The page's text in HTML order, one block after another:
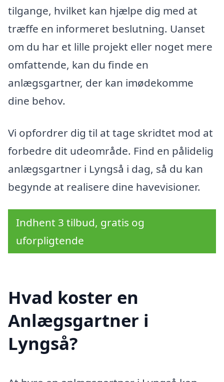
tilgange, hvilket kan hjælpe dig med at
træffe en informeret beslutning. Uanset
om du har et lille projekt eller noget mere
omfattende, kan du finde en
anlægsgartner, der kan imødekomme
dine behov.
Vi opfordrer dig til at tage skridtet mod at
forbedre dit udeområde. Find en pålidelig
anlægsgartner i Lyngså i dag, så du kan
begynde at realisere dine havevisioner.
Indhent 3 tilbud, gratis og
uforpligtende
Hvad koster en
Anlægsgartner i
Lyngså?